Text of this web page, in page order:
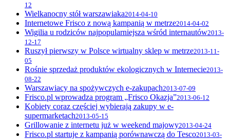
12
Wielkanocny stół warszawiaka2014-04-10
Internetowe Frisco z nową kampanią w metrze2014-04-02
Wigilia u rodziców najpopularniejsza wśród internautów2013-
12-17
Ruszył pierwszy w Polsce wirtualny sklep w metrze2013-11-
05
Rośnie sprzedaż produktów ekologicznych w Internecie2013-
08-22
Warszawiacy na spożywczych e-zakupach2013-07-09
Frisco.pl wprowadza program „Frisco Okazja”2013-06-12
Kobiety coraz częściej wybierają zakupy w e-
supermarketach2013-05-15
Grillowanie z internetu już w weekend majowy2013-04-24
Frisco.pl startuje z kampanią porównawczą do Tesco2013-03-